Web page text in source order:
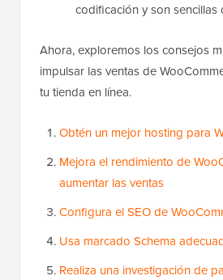
codificación y son sencillas
Ahora, exploremos los consejos
impulsar las ventas de
tu tienda en línea.
Obtén un mejor hosting para
Mejora el rendimiento de
aumentar las ventas
Configura el SEO de
Usa marcado Schema
Realiza una investigación de